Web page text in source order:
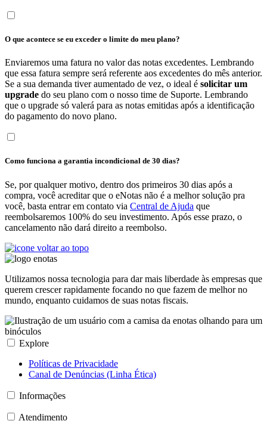
O que acontece se eu exceder o limite do meu plano?
Enviaremos uma fatura no valor das notas excedentes. Lembrando
que essa fatura sempre será referente aos excedentes do mês anterior.
Se a sua demanda tiver aumentado de vez, o ideal é solicitar um
upgrade do seu plano com o nosso time de Suporte. Lembrando
que o upgrade só valerá para as notas emitidas após a identificação
do pagamento do novo plano.
Como funciona a garantia incondicional de 30 dias?
Se, por qualquer motivo, dentro dos primeiros 30 dias após a
compra, você acreditar que o eNotas não é a melhor solução pra
você, basta entrar em contato via Central de Ajuda que
reembolsaremos 100% do seu investimento. Após esse prazo, o
cancelamento não dará direito a reembolso.
Utilizamos nossa tecnologia para dar mais liberdade às empresas que
querem crescer rapidamente focando no que fazem de melhor no
mundo, enquanto cuidamos de suas notas fiscais.
Explore
Políticas de Privacidade
Canal de Denúncias (Linha Ética)
Informações
Atendimento